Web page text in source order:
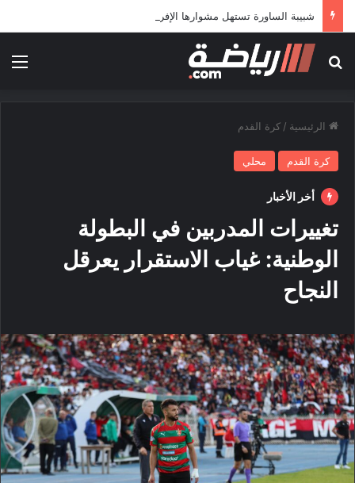
شبيبة الساورة تستهل مشوارها الإفريقي بمواجهة حافيا كوناكري
بحث عن
الرئيسية / كرة القدم
كرة القدم محلي
أخر الأخبار
تغييرات المدربين في البطولة
الوطنية: غياب الاستقرار يعرقل
النجاح